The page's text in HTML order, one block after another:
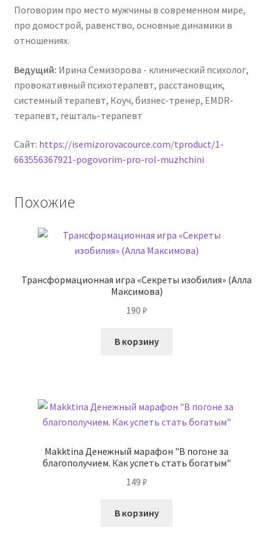
Поговорим про место мужчины в современном мире,
про домострой, равенство, основные динамики в
отношениях.
Ведущий: Ирина Семизорова - клинический психолог,
провокативный психотерапевт, расстановщик,
системный терапевт, Коуч, бизнес-тренер, EMDR-
терапевт, гешталь-терапевт
Сайт: https://isemizorovacource.com/tproduct/1-
663556367921-pogovorim-pro-rol-muzhchini
Похожие
Трансформационная игра «Секреты изобилия» (Алла
Максимова)
190 ₽
В корзину
Makktina Денежный марафон "В погоне за
благополучием. Как успеть стать богатым"
149 ₽
В корзину